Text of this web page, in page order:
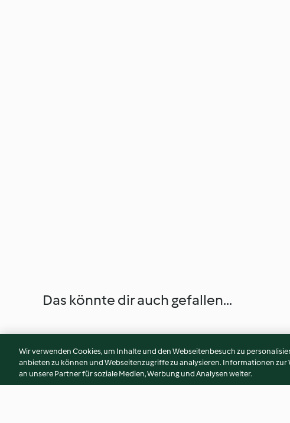
Das könnte dir auch gefallen...
Wir verwenden Cookies, um Inhalte und den Webseitenbesuch zu
anbieten zu können und Webseitenzugriffe zu analysieren. Informationen
an unsere Partner für soziale Medien, Werbung und Analysen weiter.